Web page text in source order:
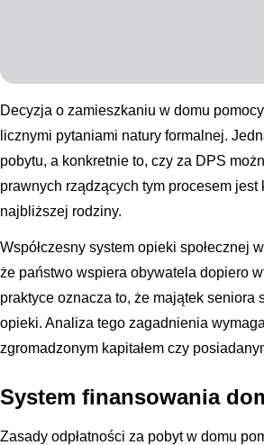
Decyzja o zamieszkaniu w domu
licznymi pytaniami natury formalnej.
pobytu, a konkretnie to, czy za DPS
prawnych rządzących tym procesem
najbliższej rodziny.
Współczesny system opieki społecznej
że państwo wspiera obywatela dopiero
praktyce oznacza to, że majątek seniora
opieki. Analiza tego zagadnienia
zgromadzonym kapitałem czy
System finansowania
Zasady odpłatności za pobyt w domu